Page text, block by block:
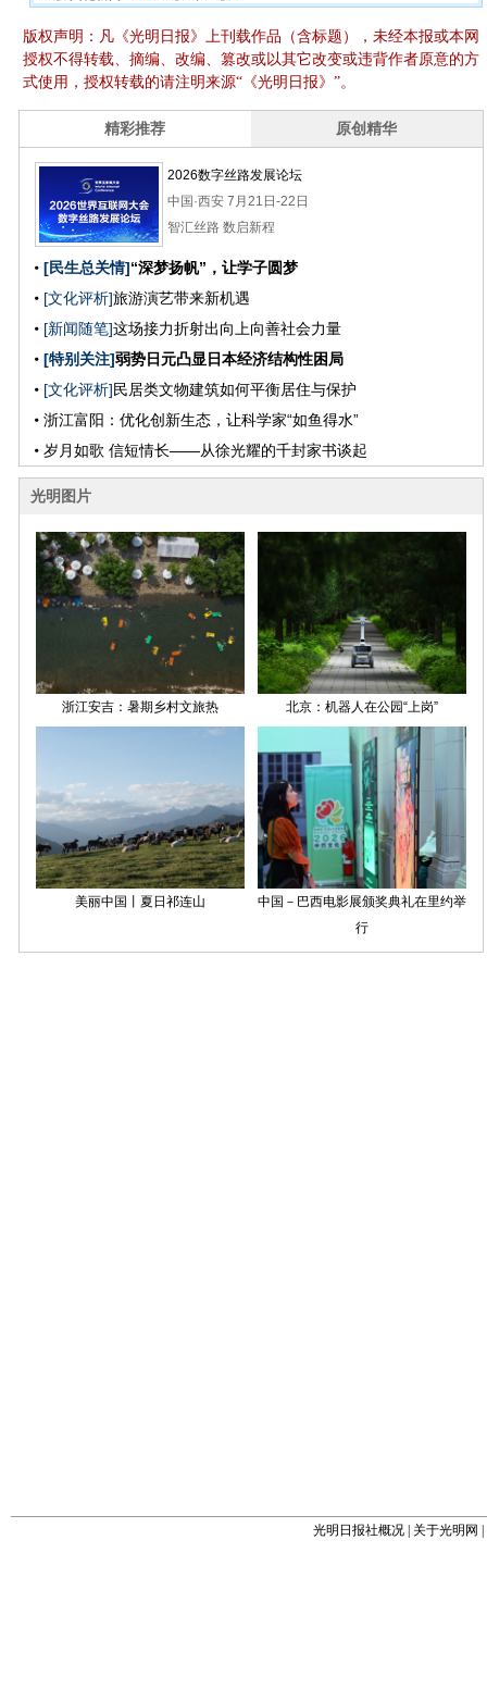
版权声明：凡《光明日报》上刊载作品（含标题），未经本报或本网
授权不得转载、摘编、改编、篡改或以其它改变或违背作者原意的方
式使用，授权转载的请注明来源“《光明日报》”。
光明日报社概况 关于光明网